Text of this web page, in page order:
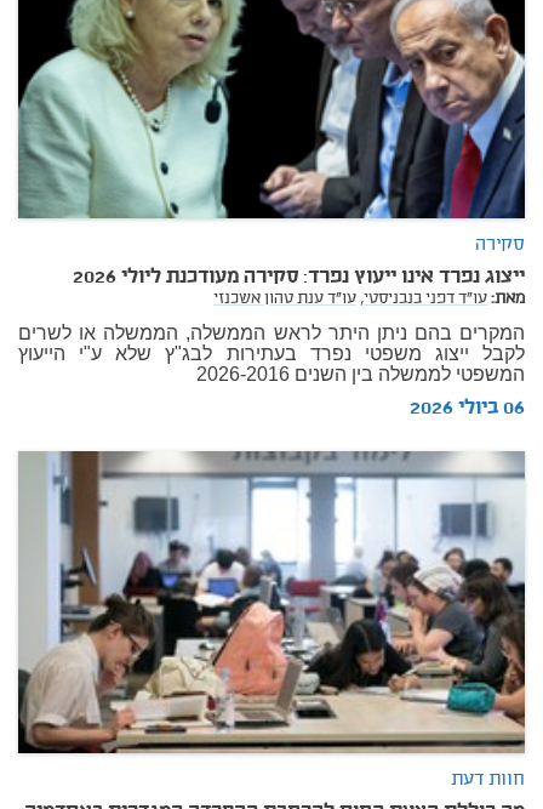
סקירה
ייצוג נפרד אינו ייעוץ נפרד: סקירה מעודכנת ליולי 2026
מאת:עו"ד דפני בנבניסטי, עו"ד ענת טהון אשכנזי
המקרים בהם ניתן היתר לראש הממשלה, הממשלה או לשרים
לקבל ייצוג משפטי נפרד בעתירות לבג"ץ שלא ע"י הייעוץ
המשפטי לממשלה בין השנים 2026-2016
06 ביולי 2026
חוות דעת